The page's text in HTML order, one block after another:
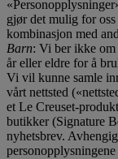
gjør det mulig for
kombinasjon med
Barn: Vi ber ikke
år eller eldre for å
Vi vil kunne samle
vårt nettsted
et Le Creuset-
butikker (Signature
nyhetsbrev.